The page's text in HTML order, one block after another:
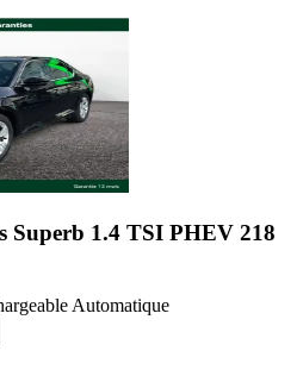
Superb 1.4 TSI PHEV 218
Automatique